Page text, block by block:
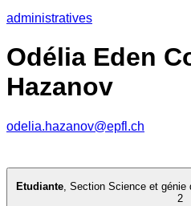
administratives
Odélia Eden
Hazanov
odelia.hazanov@epfl.ch
Etudiante, Section Science et génie
2